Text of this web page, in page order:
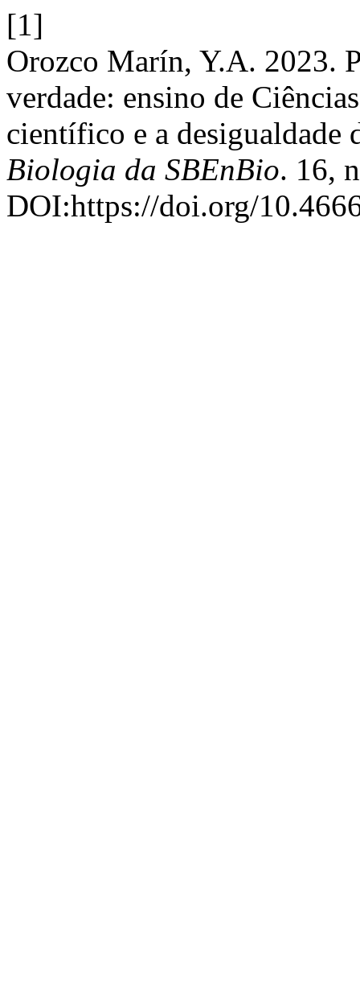
[1]
Orozco Marín, Y.A. 2023.
verdade: ensino de
científico e a desigualdade
Biologia da SBEnBio. 16,
DOI:https://doi.org/